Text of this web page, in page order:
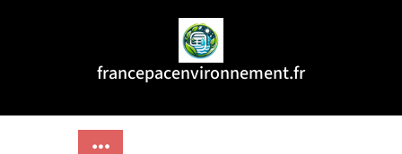
francepacenvironnement.fr